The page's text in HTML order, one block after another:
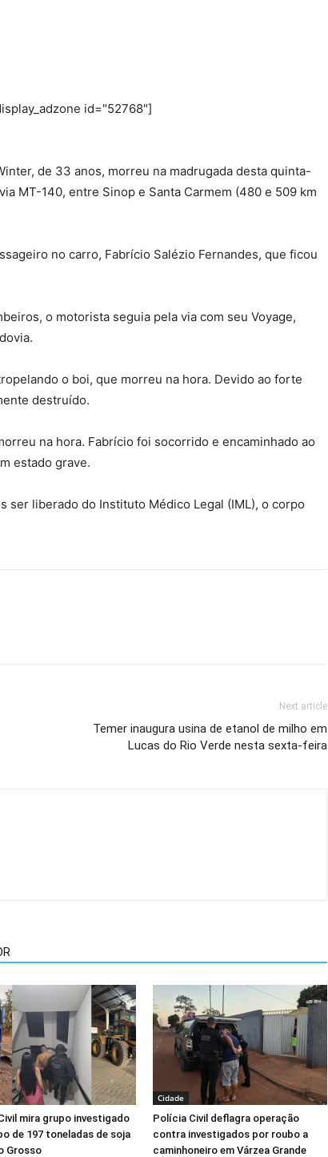
id="52768"]
de 33 anos, morreu na madrugada desta quinta-
MT-140, entre Sinop e Santa Carmem (480 e 509 km
no carro, Fabrício Salézio Fernandes, que ficou
o motorista seguia pela via com seu Voyage,
o boi, que morreu na hora. Devido ao forte
destruído.
na hora. Fabrício foi socorrido e encaminhado ao
estado grave.
ser liberado do Instituto Médico Legal (IML), o corpo
Next article
Temer inaugura usina de etanol de milho em
Lucas do Rio Verde nesta sexta-feira
mira grupo investigado
de 197 toneladas de soja
Grosso
Cidade
Polícia Civil deflagra operação
contra investigados por roubo a
caminhoneiro em Várzea Grande